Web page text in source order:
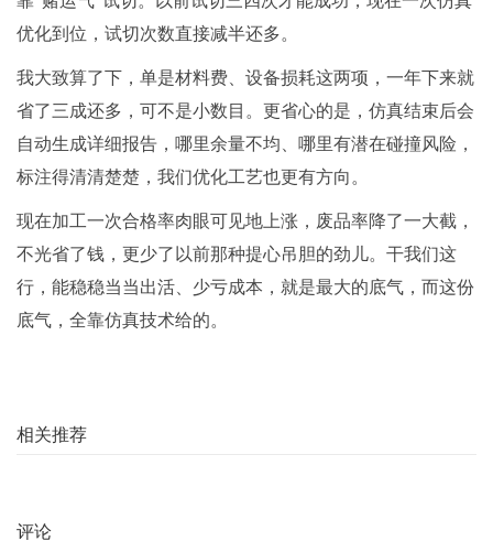
优化到位，试切次数直接减半还多。
我大致算了下，单是材料费、设备损耗这两项，一年下来就
省了三成还多，可不是小数目。更省心的是，仿真结束后会
自动生成详细报告，哪里余量不均、哪里有潜在碰撞风险，
标注得清清楚楚，我们优化工艺也更有方向。
现在加工一次合格率肉眼可见地上涨，废品率降了一大截，
不光省了钱，更少了以前那种提心吊胆的劲儿。干我们这
行，能稳稳当当出活、少亏成本，就是最大的底气，而这份
底气，全靠仿真技术给的。
相关推荐
评论